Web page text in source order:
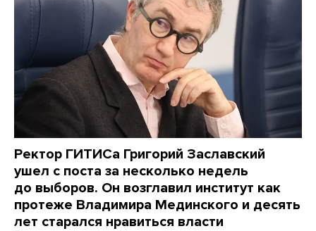
Ректор ГИТИСа Григорий Заславский
ушел с поста за несколько недель
до выборов. Он возглавил институт как
протеже Владимира Мединского и десять
лет старался нравиться власти